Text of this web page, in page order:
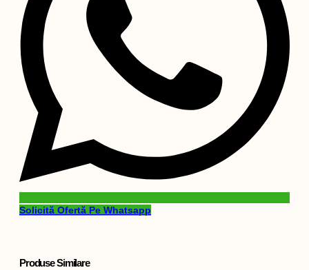
Solicită Ofertă Pe Whatsapp
Produse Similare